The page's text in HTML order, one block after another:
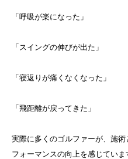
「呼吸が楽になった」
「スイングの伸びが出た」
「寝返りが痛くなくなった」
「飛距離が戻ってきた」
実際に多くのゴルファーが、施
フォーマンスの向上を感じていま